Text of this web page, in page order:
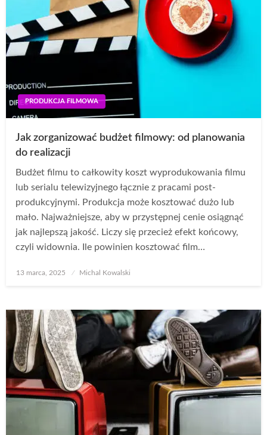
PRODUKCJA FILMOWA
Jak zorganizować budżet filmowy: od planowania
do realizacji
Budżet filmu to całkowity koszt wyprodukowania filmu
lub serialu telewizyjnego łącznie z pracami post-
produkcyjnymi. Produkcja może kosztować dużo lub
mało. Najważniejsze, aby w przystępnej cenie osiągnąć
jak najlepszą jakość. Liczy się przecież efekt końcowy,
czyli widownia. Ile powinien kosztować film…
Opublikowane
13 marca, 2025 Michal Kowalski